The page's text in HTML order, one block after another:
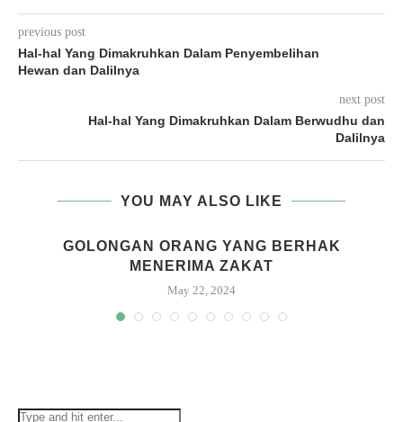
previous post
Hal-hal Yang Dimakruhkan Dalam Penyembelihan
Hewan dan Dalilnya
next post
Hal-hal Yang Dimakruhkan Dalam Berwudhu dan
Dalilnya
YOU MAY ALSO LIKE
GOLONGAN ORANG YANG BERHAK
MENERIMA ZAKAT
May 22, 2024